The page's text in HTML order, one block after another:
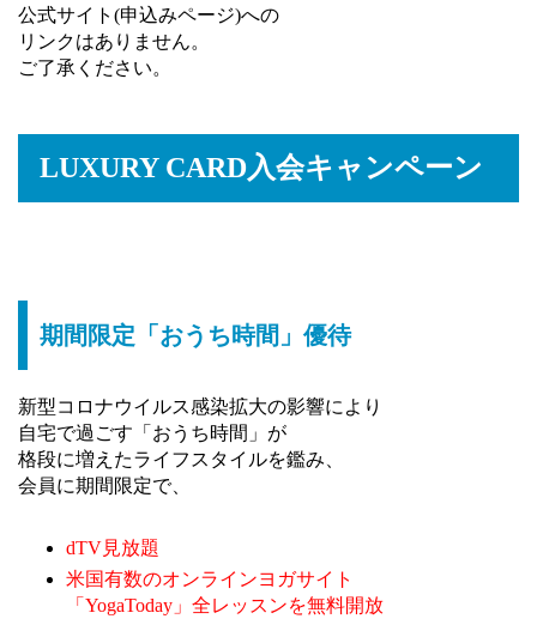
公式サイト(申込みページ)への
リンクはありません。
ご了承ください。
LUXURY CARD入会キャンペーン
期間限定「おうち時間」優待
新型コロナウイルス感染拡大の影響により
自宅で過ごす「おうち時間」が
格段に増えたライフスタイルを鑑み、
会員に期間限定で、
dTV見放題
米国有数のオンラインヨガサイト
「YogaToday」全レッスンを無料開放